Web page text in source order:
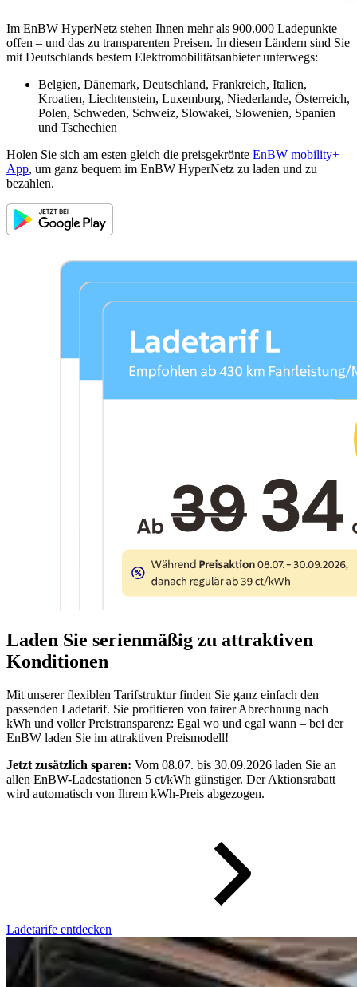
Im EnBW HyperNetz stehen Ihnen mehr als 900.000 Ladepunkte
offen – und das zu transparenten Preisen. In diesen Ländern sind Sie
mit Deutschlands bestem Elektro­mobilitäts­anbieter unterwegs:
Belgien, Dänemark, Deutschland, Frankreich, Italien,
Kroatien, Liechtenstein, Luxemburg, Niederlande, Österreich,
Polen, Schweden, Schweiz, Slowakei, Slowenien, Spanien
und Tschechien
Holen Sie sich am esten gleich die preisgekrönte EnBW mobility+
App, um ganz bequem im EnBW HyperNetz zu laden und zu
bezahlen.
Laden Sie serienmäßig zu attraktiven
Konditionen
Mit unserer flexiblen Tarifstruktur finden Sie ganz einfach den
passenden Ladetarif. Sie profitieren von fairer Abrechnung nach
kWh und voller Preistransparenz: Egal wo und egal wann – bei der
EnBW laden Sie im attraktiven Preismodell!
Jetzt zusätzlich sparen: Vom 08.07. bis 30.09.2026 laden Sie an
allen EnBW-Ladestationen 5 ct/kWh günstiger. Der Aktionsrabatt
wird automatisch von Ihrem kWh-Preis abgezogen.
Ladetarife entdecken